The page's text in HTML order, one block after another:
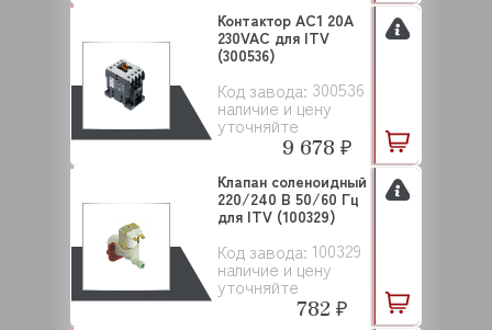
Код завода: 300536
наличие и цену
уточняйте
Контактор AC1 20A
230VAC для ITV
(300536)
9 678 ₽
Код завода: 100329
наличие и цену
уточняйте
Клапан соленоидный
220/240 В 50/60 Гц
для ITV (100329)
782 ₽